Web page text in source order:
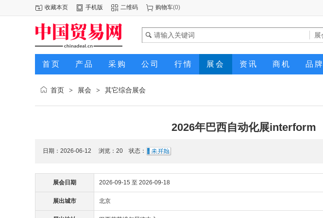
收藏本页 手机版 二维码 购物车(0)
首页 产品 采购 公司 行情 展会 资讯 商机 品牌
首页 > 展会 > 其它综合展会
2026年巴西自动化展interform
日期：2026-06-12 浏览： 20 状态：
展会日期 2026-09-15 至 2026-09-18
展出城市 北京